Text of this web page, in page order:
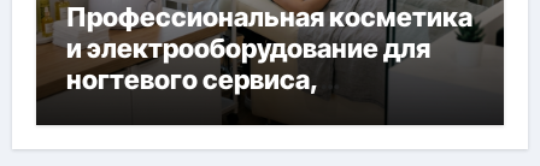
Профессиональная косметика
и электрооборудование для
ногтевого сервиса,
наращивания ресниц и
депиляции